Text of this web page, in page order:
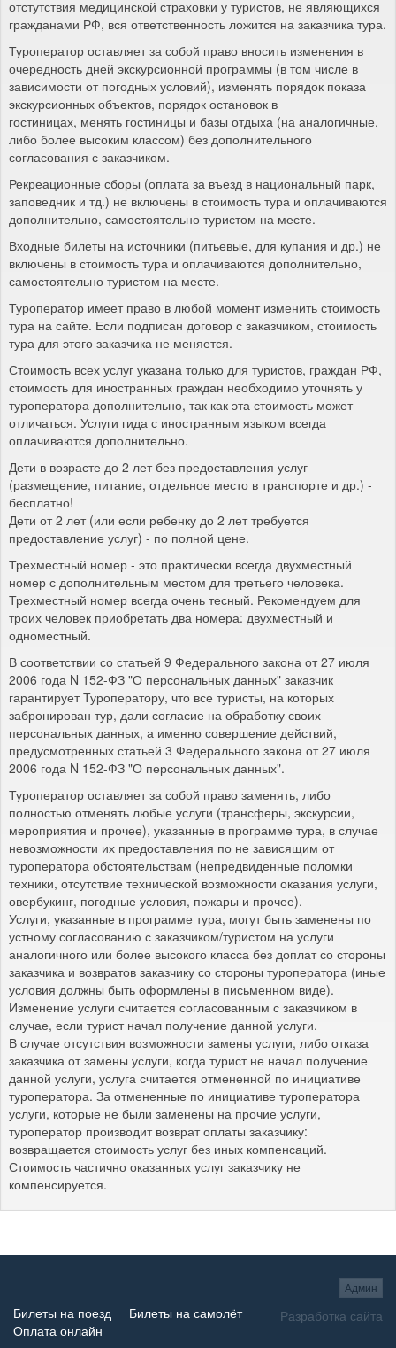
отстутствия медицинской страховки у туристов, не являющихся
гражданами РФ, вся ответственность ложится на заказчика тура.
Туроператор оставляет за собой право вносить изменения в
очередность дней экскурсионной программы (в том числе в
зависимости от погодных условий), изменять порядок показа
экскурсионных объектов, порядок остановок в
гостиницах, менять гостиницы и базы отдыха (на аналогичные,
либо более высоким классом) без дополнительного
согласования с заказчиком.
Рекреационные сборы (оплата за въезд в национальный парк,
заповедник и тд.) не включены в стоимость тура и оплачиваются
дополнительно, самостоятельно туристом на месте.
Входные билеты на источники (питьевые, для купания и др.) не
включены в стоимость тура и оплачиваются дополнительно,
самостоятельно туристом на месте.
Туроператор имеет право в любой момент изменить стоимость
тура на сайте. Если подписан договор с заказчиком, стоимость
тура для этого заказчика не меняется.
Стоимость всех услуг указана только для туристов, граждан РФ,
стоимость для иностранных граждан необходимо уточнять у
туроператора дополнительно, так как эта стоимость может
отличаться. Услуги гида с иностранным языком всегда
оплачиваются дополнительно.
Дети в возрасте до 2 лет без предоставления услуг
(размещение, питание, отдельное место в транспорте и др.) -
бесплатно!
Дети от 2 лет (или если ребенку до 2 лет требуется
предоставление услуг) - по полной цене.
Трехместный номер - это практически всегда двухместный
номер с дополнительным местом для третьего человека.
Трехместный номер всегда очень тесный. Рекомендуем для
троих человек приобретать два номера: двухместный и
одноместный.
В соответствии со статьей 9 Федерального закона от 27 июля
2006 года N 152-ФЗ "О персональных данных" заказчик
гарантирует Туроператору, что все туристы, на которых
забронирован тур, дали согласие на обработку своих
персональных данных, а именно совершение действий,
предусмотренных статьей 3 Федерального закона от 27 июля
2006 года N 152-ФЗ "О персональных данных".
Туроператор оставляет за собой право заменять, либо
полностью отменять любые услуги (трансферы, экскурсии,
мероприятия и прочее), указанные в программе тура, в случае
невозможности их предоставления по не зависящим от
туроператора обстоятельствам (непредвиденные поломки
техники, отсутствие технической возможности оказания услуги,
овербукинг, погодные условия, пожары и прочее).
Услуги, указанные в программе тура, могут быть заменены по
устному согласованию с заказчиком/туристом на услуги
аналогичного или более высокого класса без доплат со стороны
заказчика и возвратов заказчику со стороны туроператора (иные
условия должны быть оформлены в письменном виде).
Изменение услуги считается согласованным с заказчиком в
случае, если турист начал получение данной услуги.
В случае отсутствия возможности замены услуги, либо отказа
заказчика от замены услуги, когда турист не начал получение
данной услуги, услуга считается отмененной по инициативе
туроператора. За отмененные по инициативе туроператора
услуги, которые не были заменены на прочие услуги,
туроператор производит возврат оплаты заказчику:
возвращается стоимость услуг без иных компенсаций.
Стоимость частично оказанных услуг заказчику не
компенсируется.
Админ
Разработка сайта
Билеты на поезд
Билеты на самолёт
Оплата онлайн